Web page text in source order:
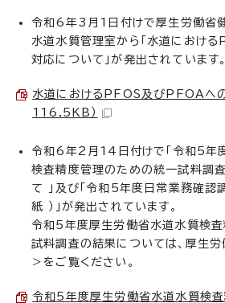
令和6年3月1日付けで厚生労働省
水道水質管理室から「水道におけ
対応について」が発出されています。
水道におけるPFOS及びPFOAへ
116.5KB）
令和6年2月14日付けで「令和5年
検査精度管理のための統一試料調
て 」及び「令和5年度日常業務確認
紙 ）」が発出されています。
令和5年度厚生労働省水道水質検
試料調査の結果については、厚生
＞をご覧ください。
令和5年度厚生労働省水道水質検